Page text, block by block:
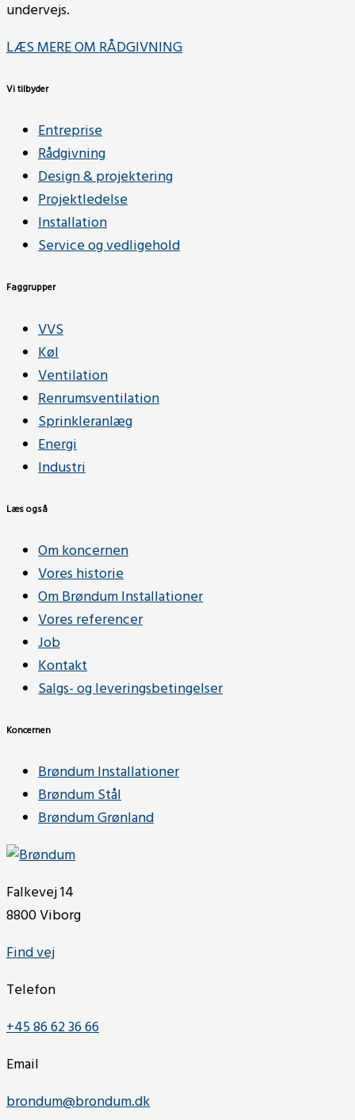
undervejs.
LÆS MERE OM RÅDGIVNING
Vi tilbyder
Entreprise
Rådgivning
Design & projektering
Projektledelse
Installation
Service og vedligehold
Faggrupper
VVS
Køl
Ventilation
Renrumsventilation
Sprinkleranlæg
Energi
Industri
Læs også
Om koncernen
Vores historie
Om Brøndum Installationer
Vores referencer
Job
Kontakt
Salgs- og leveringsbetingelser
Koncernen
Brøndum Installationer
Brøndum Stål
Brøndum Grønland
Falkevej 14
8800 Viborg
Find vej
Telefon
+45 86 62 36 66
Email
brondum@brondum.dk